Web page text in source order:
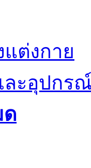
แต่งกาย
ละอุปกร
ด